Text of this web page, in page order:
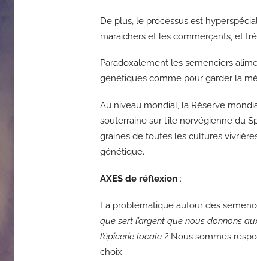
De plus, le processus est
maraichers et les commerçants, et
Paradoxalement les semenciers
génétiques comme pour garder la
Au niveau mondial, la Réserve
souterraine sur l’île norvégienne du
graines de toutes les cultures
génétique.
AXES de réflexion :
La problématique autour des
que sert l’argent que nous donnons
l’épicerie locale ? Nous sommes
choix..